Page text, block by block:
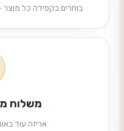
בוחרים בקפידה כל מוצר
משלוח
אריזה עוד